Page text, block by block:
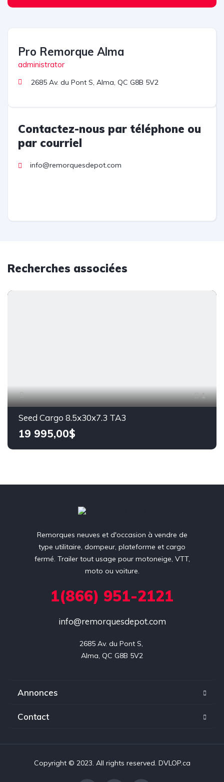
Pro Remorque Alma
administrator
2685 Av. du Pont S, Alma, QC G8B 5V2
Contactez-nous par téléphone ou
par courriel
info@remorquesdepot.com
Recherches associées
1
Seed Cargo 8.5x30x7.3 TA3
19 995,00$
Remorques neuves et d'occasion à vendre de
type utilitaire, dompeur, plateforme et cargo
fermé. Trailer tout usage pour motoneige, VTT,
moto ou voiture.
1(866) 951-2121
info@remorquesdepot.com
2685 Av. du Pont S,
Alma, QC G8B 5V2
Annonces
Contact
Copyright © 2023. All rights reserved. DVLOP.ca